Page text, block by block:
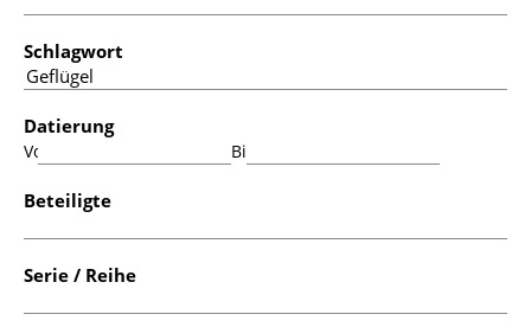
Schlagwort
Datierung
Von: Bis:
Beteiligte
Serie / Reihe